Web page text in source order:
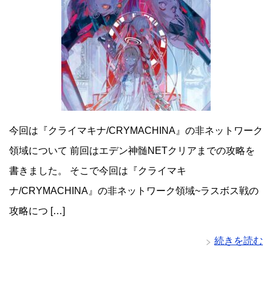
今回は『クライマキナ/CRYMACHINA』の非ネットワーク
領域について 前回はエデン神髄NETクリアまでの攻略を
書きました。 そこで今回は『クライマキ
ナ/CRYMACHINA』の非ネットワーク領域~ラスボス戦の
攻略につ […]
続きを読む